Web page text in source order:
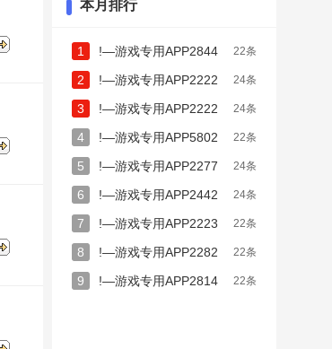
本月排行
22条
1
!—游戏专用APP2844
4444234
24条
2
!—游戏专用APP2222
82727273
24条
3
!—游戏专用APP2222
8224328
22条
4
!—游戏专用APP5802
356458
24条
5
!—游戏专用APP2277
7444256
24条
6
!—游戏专用APP2442
56992
22条
7
!—游戏专用APP2223
2222269
22条
8
!—游戏专用APP2282
6926444
22条
9
!—游戏专用APP2814